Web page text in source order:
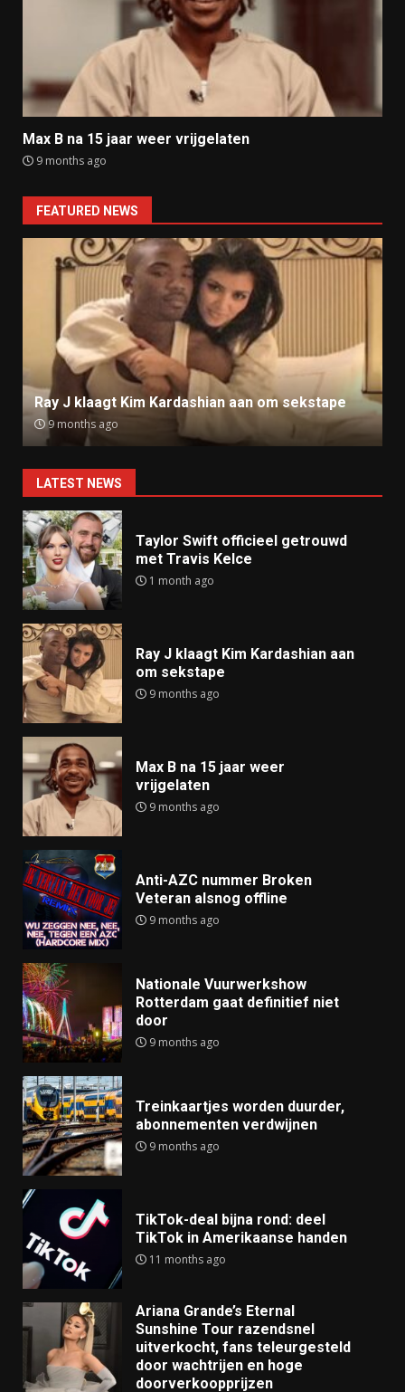
Max B na 15 jaar weer vrijgelaten
9 months ago
FEATURED NEWS
Ray J klaagt Kim Kardashian aan om sekstape
9 months ago
LATEST NEWS
Taylor Swift officieel getrouwd
met Travis Kelce
1 month ago
Ray J klaagt Kim Kardashian aan
om sekstape
9 months ago
Max B na 15 jaar weer
vrijgelaten
9 months ago
Anti-AZC nummer Broken
Veteran alsnog offline
9 months ago
Nationale Vuurwerkshow
Rotterdam gaat definitief niet
door
9 months ago
Treinkaartjes worden duurder,
abonnementen verdwijnen
9 months ago
TikTok-deal bijna rond: deel
TikTok in Amerikaanse handen
11 months ago
Ariana Grande’s Eternal
Sunshine Tour razendsnel
uitverkocht, fans teleurgesteld
door wachtrijen en hoge
doorverkoopprijzen